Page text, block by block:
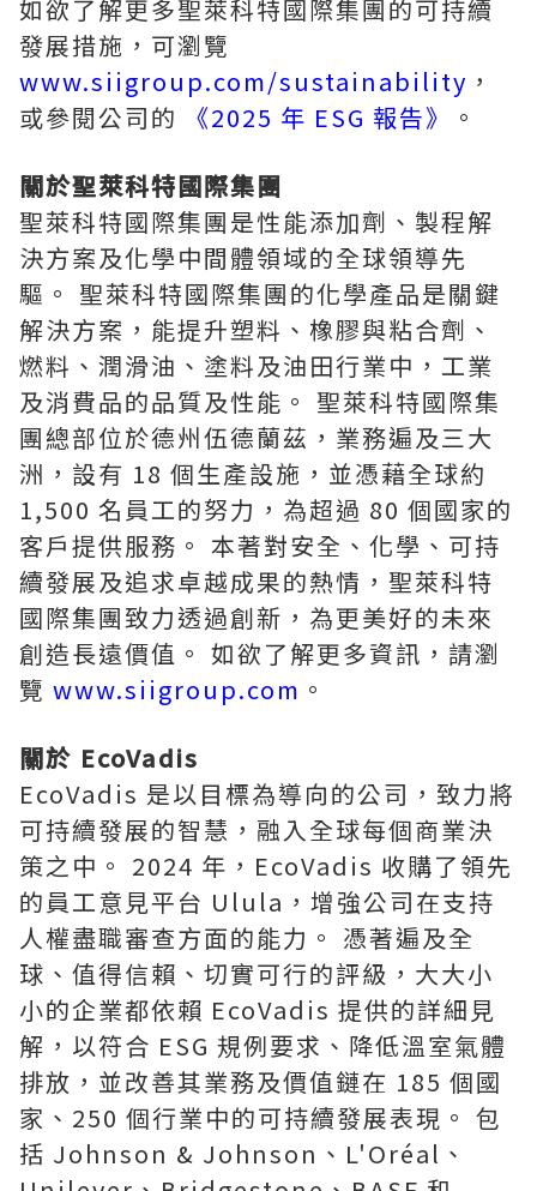
如欲了解更多聖萊科特國際集團的可持續
發展措施，可瀏覽
www.siigroup.com/sustainability ，
或參閱公司的
《2025 年 ESG 報告》
。
關於聖萊科特國際集團
聖萊科特國際集團是性能添加劑、製程解
決方案及化學中間體領域的全球領導先
驅。 聖萊科特國際集團的化學產品是關鍵
解決方案，能提升塑料、橡膠與粘合劑、
燃料、潤滑油、塗料及油田行業中，工業
及消費品的品質及性能。 聖萊科特國際集
團總部位於德州伍德蘭茲，業務遍及三大
洲，設有 18 個生產設施，並憑藉全球約
1,500 名員工的努力，為超過 80 個國家的
客戶提供服務。 本著對安全、化學、可持
續發展及追求卓越成果的熱情，聖萊科特
國際集團致力透過創新，為更美好的未來
創造長遠價值。 如欲了解更多資訊，請瀏
覽 www.siigroup.com 。
關於 EcoVadis
EcoVadis 是以目標為導向的公司，致力將
可持續發展的智慧，融入全球每個商業決
策之中。 2024 年，EcoVadis 收購了領先
的員工意見平台 Ulula，增強公司在支持
人權盡職審查方面的能力。 憑著遍及全
球、值得信賴、切實可行的評級，大大小
小的企業都依賴 EcoVadis 提供的詳細見
解，以符合 ESG 規例要求、降低溫室氣體
排放，並改善其業務及價值鏈在 185 個國
家、250 個行業中的可持續發展表現。 包
括 Johnson & Johnson、L'Oréal、